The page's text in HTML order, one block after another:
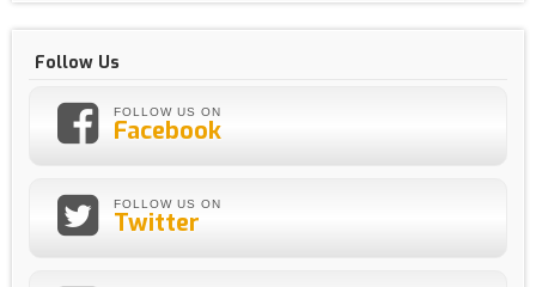
Follow Us
FOLLOW US ON
Facebook
FOLLOW US ON
Twitter